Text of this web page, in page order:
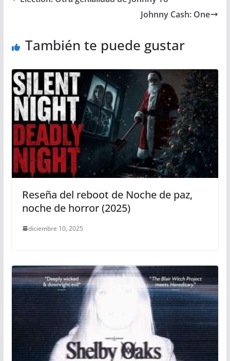
Johnny Cash: One
También te puede gustar
Reseña del reboot de Noche de paz,
noche de horror (2025)
diciembre 10, 2025